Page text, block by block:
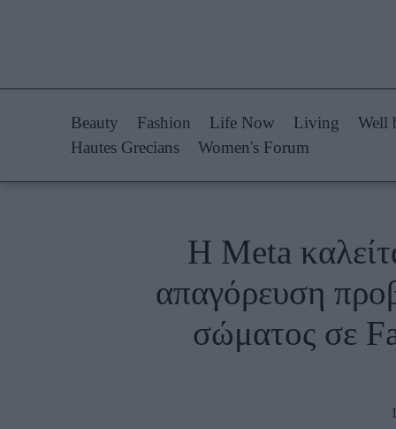
Styling Tips
Fashion News
Celebrities
Συνεντεύξεις
Ask the
Beauty Fashion Life Now Living Well
Hautes Grecians
Women's Forum
Η Meta
απαγόρευση
σώματος σε